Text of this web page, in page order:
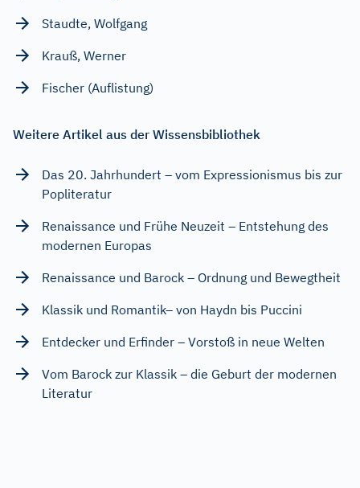
Staudte, Wolfgang
Krauß, Werner
Fischer (Auflistung)
Weitere Artikel aus der Wissensbibliothek
Das 20. Jahrhundert – vom Expressionismus bis zur
Popliteratur
Renaissance und Frühe Neuzeit – Entstehung des
modernen Europas
Renaissance und Barock – Ordnung und Bewegtheit
Klassik und Romantik– von Haydn bis Puccini
Entdecker und Erfinder – Vorstoß in neue Welten
Vom Barock zur Klassik – die Geburt der modernen
Literatur